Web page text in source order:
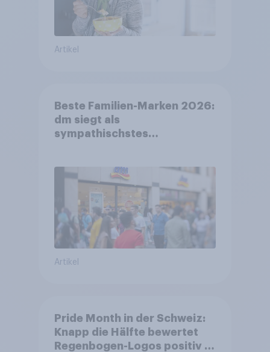
Artikel
Beste Familien-Marken 2026:
dm siegt als
sympathischstes
Artikel
Pride Month in der Schweiz:
Knapp die Hälfte bewertet
Regenbogen-Logos positiv –